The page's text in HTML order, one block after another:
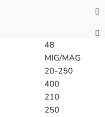
48
MIG/MAG
20-250
400
210
250